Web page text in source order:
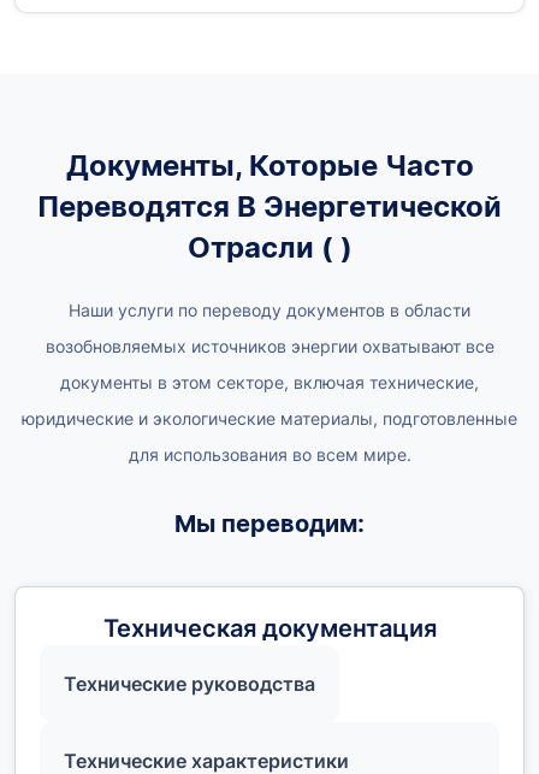
Документы, Которые Часто
Переводятся В Энергетической
Отрасли ( )
Наши услуги по переводу документов в области
возобновляемых источников энергии охватывают все
документы в этом секторе, включая технические,
юридические и экологические материалы, подготовленные
для использования во всем мире.
Мы переводим:
Техническая документация
Технические руководства
Технические характеристики